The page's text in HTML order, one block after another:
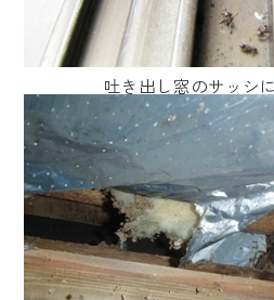
吐き出し窓のサッシ